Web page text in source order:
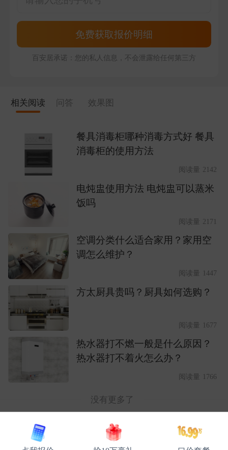
免费获取报价明细
百安居承诺：您的私人信息，不会泄露给任何第三方
相关阅读 问答 效果图
餐具消毒柜哪种消毒方式好 餐具
消毒柜的使用方法
阅读量 2142
电炖盅使用方法 电炖盅可以蒸米
饭吗
阅读量 2171
空调分类什么适合家用？家用空
调怎么维护？
阅读量 1447
方太厨具贵吗？厨具如何选购？
阅读量 1677
热水器打不燃一般是什么原因？
热水器打不着火怎么办？
阅读量 1766
没有更多了
百安居装修网 软装搭配 电器选购 正文